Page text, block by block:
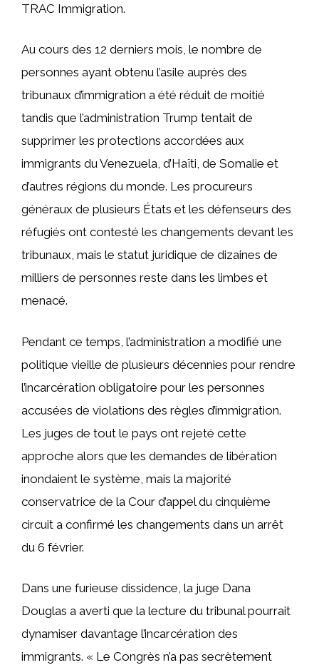
TRAC Immigration.
Au cours des 12 derniers mois, le nombre de
personnes ayant obtenu l’asile auprès des
tribunaux d’immigration a été réduit de moitié
tandis que l’administration Trump tentait de
supprimer les protections accordées aux
immigrants du Venezuela, d’Haïti, de Somalie et
d’autres régions du monde. Les procureurs
généraux de plusieurs États et les défenseurs des
réfugiés ont contesté les changements devant les
tribunaux, mais le statut juridique de dizaines de
milliers de personnes reste dans les limbes et
menacé.
Pendant ce temps, l’administration a modifié une
politique vieille de plusieurs décennies pour rendre
l’incarcération obligatoire pour les personnes
accusées de violations des règles d’immigration.
Les juges de tout le pays ont rejeté cette
approche alors que les demandes de libération
inondaient le système, mais la majorité
conservatrice de la Cour d’appel du cinquième
circuit a confirmé les changements dans un arrêt
du 6 février.
Dans une furieuse dissidence, la juge Dana
Douglas a averti que la lecture du tribunal pourrait
dynamiser davantage l’incarcération des
immigrants. « Le Congrès n’a pas secrètement